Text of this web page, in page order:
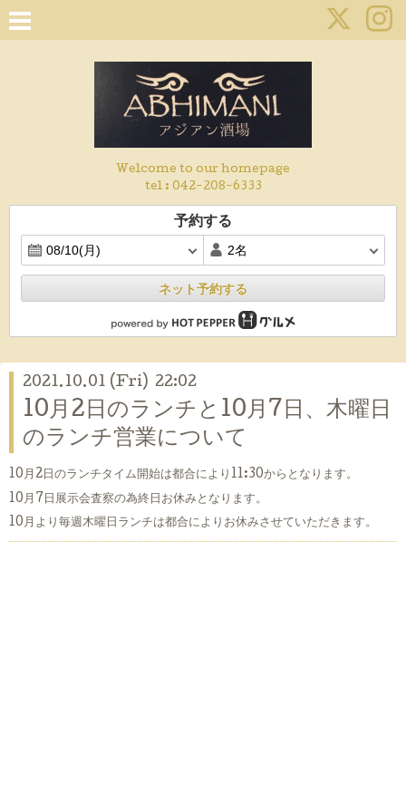
Welcome to our homepage
tel : 042-208-6333
予約する
ネット予約する
2021.10.01 (Fri) 22:02
10月2日のランチと10月7日、木曜日
のランチ営業について
10月2日のランチタイム開始は都合により11:30からとなります。
10月7日展示会査察の為終日お休みとなります。
10月より毎週木曜日ランチは都合によりお休みさせていただきます。